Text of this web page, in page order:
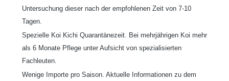
Untersuchung dieser nach der empfohlenen Zeit von 7-10
Tagen.
Spezielle Koi Kichi Quarantänezeit. Bei mehrjährigen Koi mehr
als 6 Monate Pflege unter Aufsicht von spezialisierten
Fachleuten.
Wenige Importe pro Saison. Aktuelle Informationen zu dem